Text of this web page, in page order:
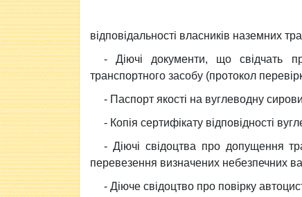
відповідальності власників наземних
- Діючі документи, що свідчать
транспортного засобу (протокол
- Паспорт якості на вуглеводну
- Копія сертифікату відповідності
- Діючі свідоцтва про допущення
перевезення визначених небезпечних
- Діюче свідоцтво про повірку